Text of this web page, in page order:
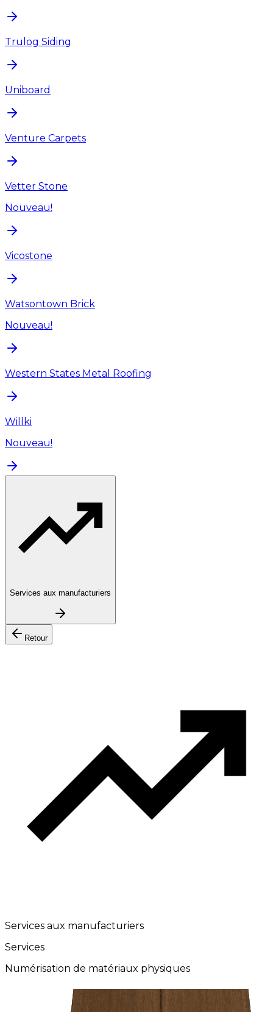
Trulog Siding
Uniboard
Venture Carpets
Vetter Stone
Nouveau!
Vicostone
Watsontown Brick
Nouveau!
Western States Metal Roofing
Willki
Nouveau!
Services aux manufacturiers
Retour
Services aux manufacturiers
Services
Numérisation de matériaux physiques